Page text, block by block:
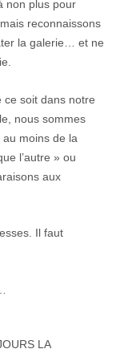
non plus pour
reconnaissons
la galerie… et ne
ce soit dans notre
nous sommes
moins de la
l’autre » ou
aux
Il faut